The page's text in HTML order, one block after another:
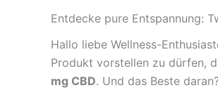
Entdecke pure Entspannung:
Hallo liebe Wellness-
Produkt vorstellen zu dürfen,
mg CBD. Und das Beste